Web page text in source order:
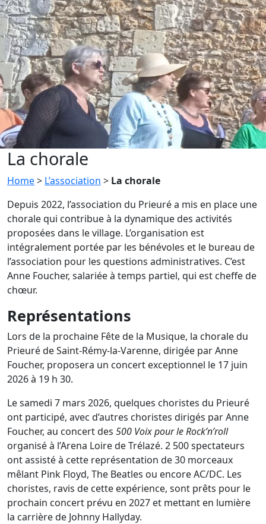
La chorale
Home> L’association > La chorale
Depuis 2022, l’association du Prieuré a mis en place une
chorale qui contribue à la dynamique des activités
proposées dans le village. L’organisation est
intégralement portée par les bénévoles et le bureau de
l’association pour les questions administratives. C’est
Anne Foucher, salariée à temps partiel, qui est cheffe de
chœur.
Représentations
Lors de la prochaine Fête de la Musique, la chorale du
Prieuré de Saint-Rémy-la-Varenne, dirigée par Anne
Foucher, proposera un concert exceptionnel le 17 juin
2026 à 19 h 30.
Le samedi 7 mars 2026, quelques choristes du Prieuré
ont participé, avec d’autres choristes dirigés par Anne
Foucher, au concert des 500 Voix pour le Rock’n’roll
organisé à l’Arena Loire de Trélazé. 2 500 spectateurs
ont assisté à cette représentation de 30 morceaux
mêlant Pink Floyd, The Beatles ou encore AC/DC. Les
choristes, ravis de cette expérience, sont prêts pour le
prochain concert prévu en 2027 et mettant en lumière
la carrière de Johnny Hallyday.